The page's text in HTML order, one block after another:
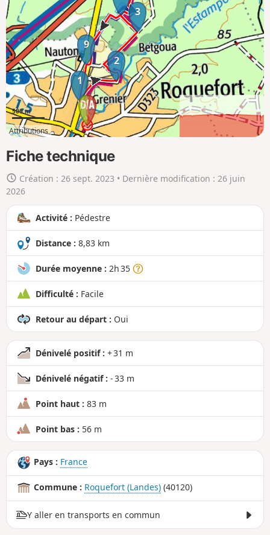
r
l
a
c
a
r
t
e
e
n
r
d
1
2
3
9
500 m
Attributions
Fiche technique
Création : 26 sept. 2023 • Dernière modification : 26 juin
2026
Activité : Pédestre
Distance : 8,83 km
Durée moyenne : 2h 35
Difficulté : Facile
Retour au départ : Oui
Dénivelé positif : + 31 m
Dénivelé négatif : - 33 m
Point haut : 83 m
Point bas : 56 m
Pays : France
Commune : Roquefort (Landes) (40120)
Y aller en transports en commun